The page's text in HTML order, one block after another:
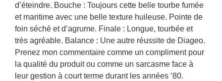
d’éteindre. Bouche : Toujours cette belle tourbe fumée
et maritime avec une belle texture huileuse. Pointe de
foin séché et d’agrume. Finale : Longue, tourbée et
très agréable. Balance : Une autre réussite de Diageo.
Prenez mon commentaire comme un compliment pour
la qualité du produit ou comme un sarcasme face à
leur gestion à court terme durant les années ’80.